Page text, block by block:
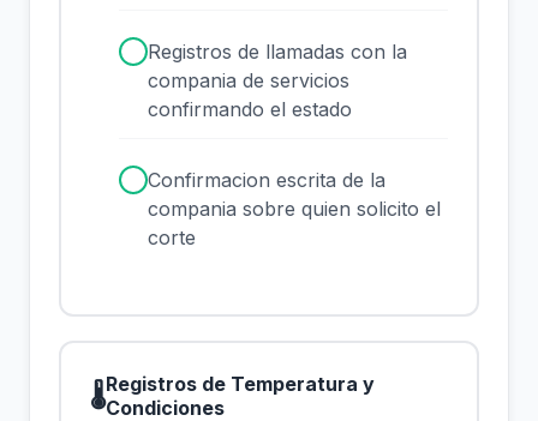
Registros de llamadas con la
compania de servicios
confirmando el estado
Confirmacion escrita de la
compania sobre quien solicito el
corte
🌡Registros de Temperatura y
Condiciones